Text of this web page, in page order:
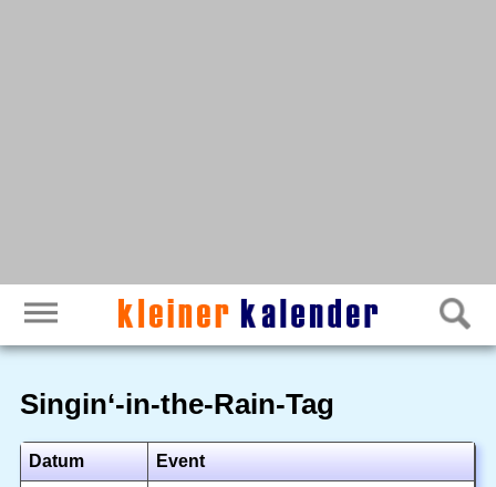
Singin‘-in-the-Rain-Tag
Datum Event